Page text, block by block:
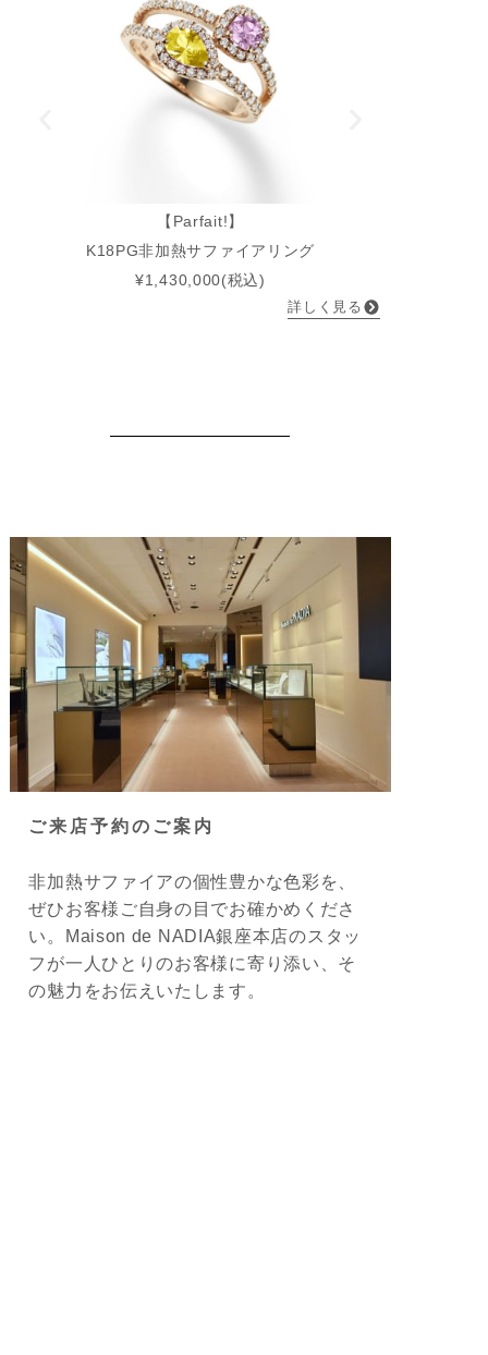
【Parfait!】
K18PG非加熱サファイアリング
¥1,430,000(税込)
詳しく見る
ご来店予約のご案内
非加熱サファイアの個性豊かな色彩を、
ぜひお客様ご自身の目でお確かめくださ
い。Maison de NADIA銀座本店のスタッ
フが一人ひとりのお客様に寄り添い、そ
の魅力をお伝えいたします。